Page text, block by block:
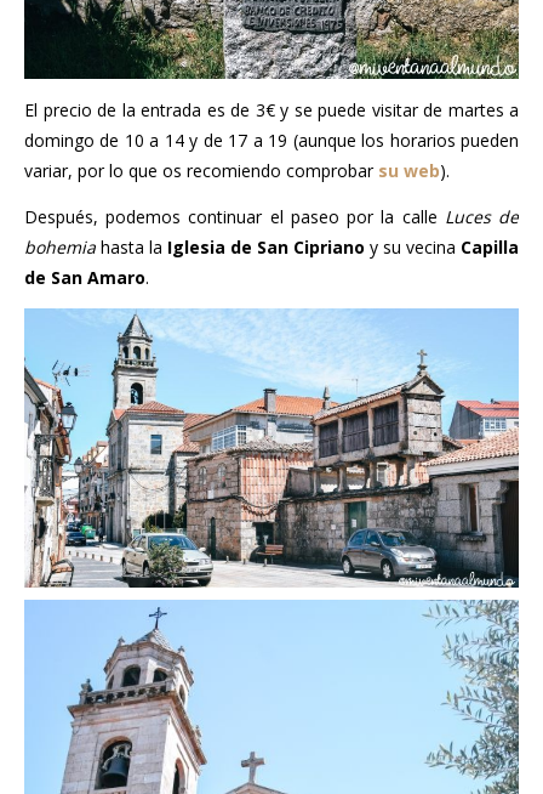
El precio de la entrada es de 3€ y se puede visitar de martes a
domingo de 10 a 14 y de 17 a 19 (aunque los horarios pueden
variar, por lo que os recomiendo comprobar su web).
Después, podemos continuar el paseo por la calle Luces de
bohemia hasta la Iglesia de San Cipriano y su vecina Capilla
de San Amaro.